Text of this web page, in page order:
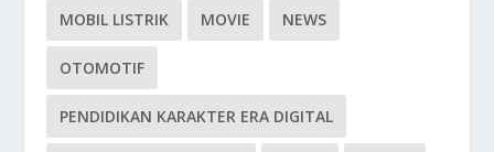
MOBIL LISTRIK MOVIE NEWS
OTOMOTIF
PENDIDIKAN KARAKTER ERA DIGITAL